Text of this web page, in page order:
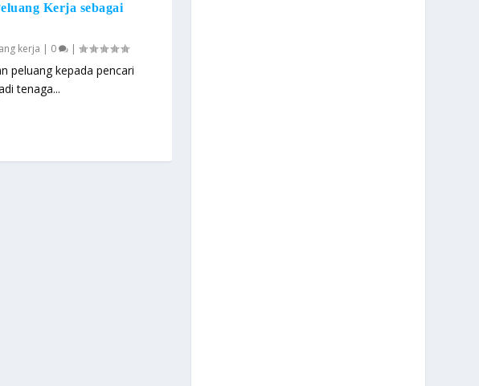
Kerja sebagai
kerja | 0 |
peluang kepada pencari
tenaga...